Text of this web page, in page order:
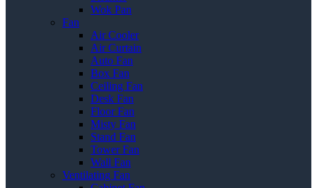
Wok Pan
Fan
Air Cooler
Air Curtain
Auto Fan
Box Fan
Ceiling Fan
Desk Fan
Floor Fan
Misty Fan
Stand Fan
Tower Fan
Wall Fan
Ventilating Fan